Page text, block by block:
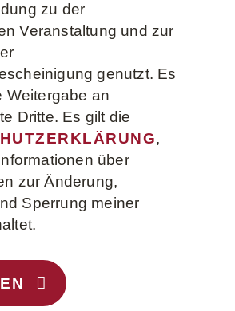
zu der
Veranstaltung und zur
genutzt. Es
Weitergabe an
Dritte. Es gilt die
,
über
zur Änderung,
Sperrung meiner